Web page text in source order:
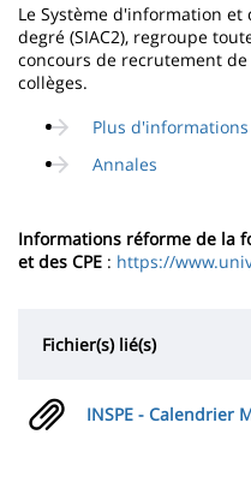
Le Système d'information et
degré (SIAC2), regroupe
concours de recrutement
collèges.
Plus
Annales
Informations réforme de la
et des CPE : https://
Fichier(s) lié(s)
INSPE - Calendrier